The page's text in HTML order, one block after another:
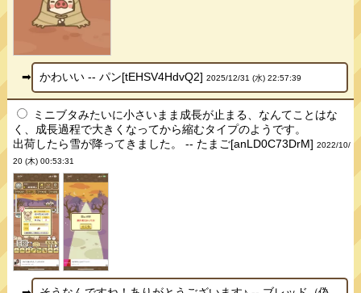
かわいい -- パン[tEHSV4HdvQ2] 2025/12/31 (水) 22:57:39
ミニブタみたいに小さいまま成長が止まる、なんてことはな
く、成長過程で大きくなってから縮むタイプのようです。
出荷したら雪が降ってきました。 -- たまご[anLD0C73DrM]2022/10/
20 (木) 00:53:31